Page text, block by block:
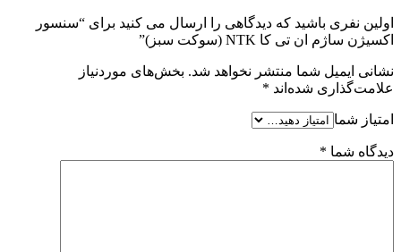
اولین نفری باشید که دیدگاهی را ارسال می کنید برای “سنسور
اکسیژن ساژم ان تی کا NTK (سوکت سبز)”
نشانی ایمیل شما منتشر نخواهد شد. بخش‌های موردنیاز
علامت‌گذاری شده‌اند *
امتیاز شما
دیدگاه شما *